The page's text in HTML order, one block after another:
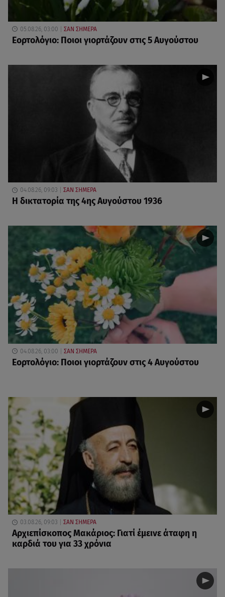
05.08.26, 03:00 ΣΑΝ ΣΗΜΕΡΑ
Εορτολόγιο: Ποιοι γιορτάζουν στις 5 Αυγούστου
04.08.26, 09:03 ΣΑΝ ΣΗΜΕΡΑ
Η δικτατορία της 4ης Αυγούστου 1936
04.08.26, 03:00 ΣΑΝ ΣΗΜΕΡΑ
Εορτολόγιο: Ποιοι γιορτάζουν στις 4 Αυγούστου
03.08.26, 09:03 ΣΑΝ ΣΗΜΕΡΑ
Αρχιεπίσκοπος Μακάριος: Γιατί έμεινε άταφη η
καρδιά του για 33 χρόνια